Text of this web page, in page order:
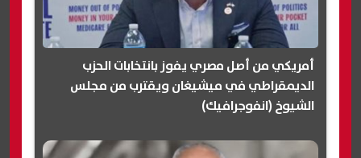
أمريكي من أصل مصري يفوز بانتخابات الحزب
الديمقراطي في ميشيغان ويقترب من مجلس
الشيوخ (انفوجرافيك)